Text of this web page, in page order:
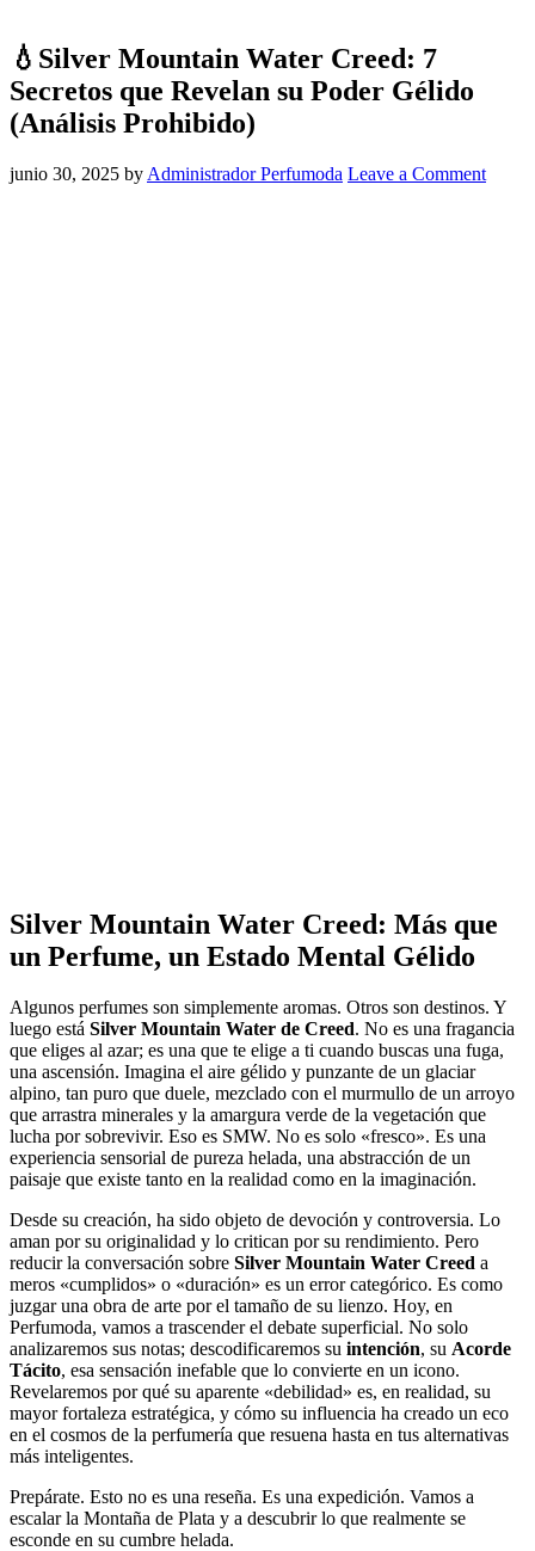
💧Silver Mountain Water Creed: 7
Secretos que Revelan su Poder Gélido
(Análisis Prohibido)
junio 30, 2025 by Administrador Perfumoda Leave a Comment
Silver Mountain Water Creed: Más que
un Perfume, un Estado Mental Gélido
Algunos perfumes son simplemente aromas. Otros son destinos. Y
luego está Silver Mountain Water de Creed. No es una fragancia
que eliges al azar; es una que te elige a ti cuando buscas una fuga,
una ascensión. Imagina el aire gélido y punzante de un glaciar
alpino, tan puro que duele, mezclado con el murmullo de un arroyo
que arrastra minerales y la amargura verde de la vegetación que
lucha por sobrevivir. Eso es SMW. No es solo «fresco». Es una
experiencia sensorial de pureza helada, una abstracción de un
paisaje que existe tanto en la realidad como en la imaginación.
Desde su creación, ha sido objeto de devoción y controversia. Lo
aman por su originalidad y lo critican por su rendimiento. Pero
reducir la conversación sobre Silver Mountain Water Creed a
meros «cumplidos» o «duración» es un error categórico. Es como
juzgar una obra de arte por el tamaño de su lienzo. Hoy, en
Perfumoda, vamos a trascender el debate superficial. No solo
analizaremos sus notas; descodificaremos su intención, su Acorde
Tácito, esa sensación inefable que lo convierte en un icono.
Revelaremos por qué su aparente «debilidad» es, en realidad, su
mayor fortaleza estratégica, y cómo su influencia ha creado un eco
en el cosmos de la perfumería que resuena hasta en tus alternativas
más inteligentes.
Prepárate. Esto no es una reseña. Es una expedición. Vamos a
escalar la Montaña de Plata y a descubrir lo que realmente se
esconde en su cumbre helada.